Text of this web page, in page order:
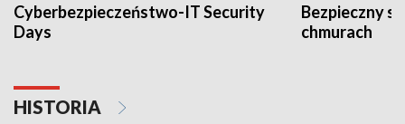
Cyberbezpieczeństwo-IT Security
Days
Bezpieczny
chmurach
HISTORIA